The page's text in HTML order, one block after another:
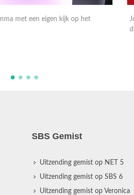
met een eigen kijk op het
SBS Gemist
Uitzending gemist op NET 5
Uitzending gemist op SBS 6
Uitzending gemist op Veronica